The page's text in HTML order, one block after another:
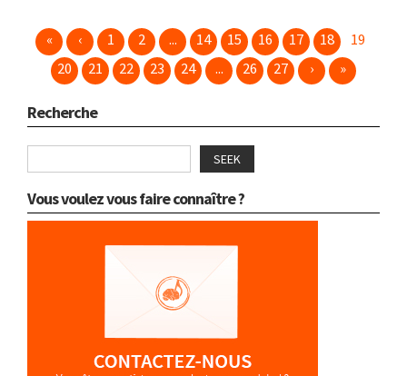
« ‹ 1 2 ... 14 15 16 17 18
19
20
21 22 23 24 ... 26 27 › »
Recherche
SEEK
Vous voulez vous faire connaître ?